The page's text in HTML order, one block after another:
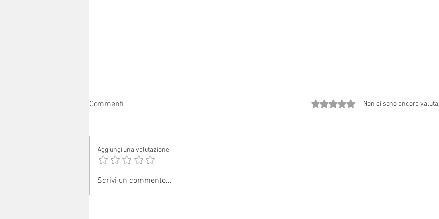
Avvisi dal 1° al 16 agosto 2026
Commenti Valutazione 0 stelle su 5.
Non ci sono ancora
Aggiungi una valutazione
Scrivi un commento...